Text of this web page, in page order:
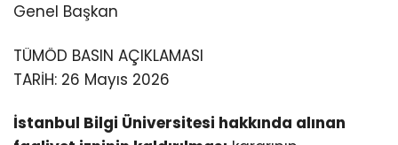
Genel Başkan
TÜMÖD BASIN AÇIKLAMASI
TARİH: 26 Mayıs 2026
İstanbul Bilgi Üniversitesi hakkında alınan